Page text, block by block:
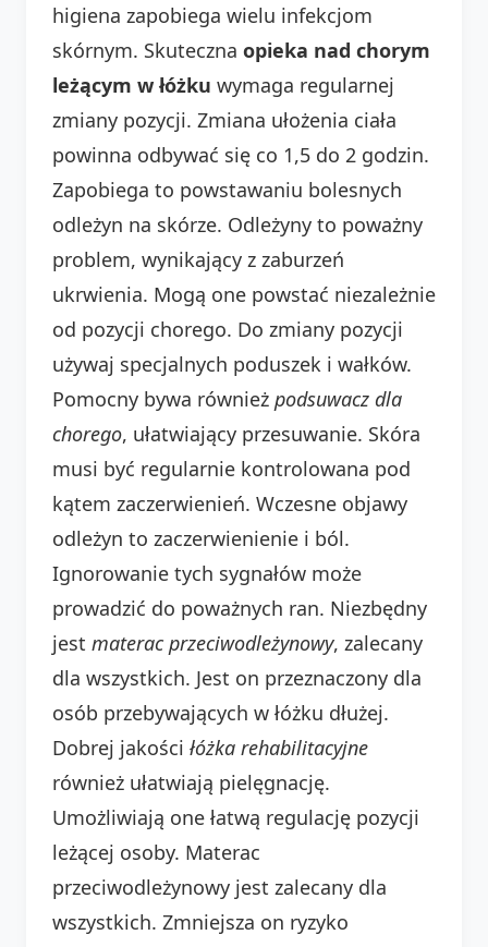
higiena zapobiega wielu infekcjom
skórnym. Skuteczna opieka nad chorym
leżącym w łóżku wymaga regularnej
zmiany pozycji. Zmiana ułożenia ciała
powinna odbywać się co 1,5 do 2 godzin.
Zapobiega to powstawaniu bolesnych
odleżyn na skórze. Odleżyny to poważny
problem, wynikający z zaburzeń
ukrwienia. Mogą one powstać niezależnie
od pozycji chorego. Do zmiany pozycji
używaj specjalnych poduszek i wałków.
Pomocny bywa również podsuwacz dla
chorego, ułatwiający przesuwanie. Skóra
musi być regularnie kontrolowana pod
kątem zaczerwienień. Wczesne objawy
odleżyn to zaczerwienienie i ból.
Ignorowanie tych sygnałów może
prowadzić do poważnych ran. Niezbędny
jest materac przeciwodleżynowy, zalecany
dla wszystkich. Jest on przeznaczony dla
osób przebywających w łóżku dłużej.
Dobrej jakości łóżka rehabilitacyjne
również ułatwiają pielęgnację.
Umożliwiają one łatwą regulację pozycji
leżącej osoby. Materac
przeciwodleżynowy jest zalecany dla
wszystkich. Zmniejsza on ryzyko